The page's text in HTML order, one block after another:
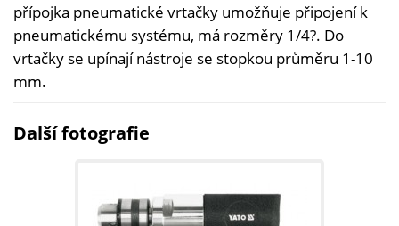
přípojka pneumatické vrtačky umožňuje připojení k
pneumatickému systému, má rozměry 1/4?. Do
vrtačky se upínají nástroje se stopkou průměru 1-10
mm.
Další fotografie